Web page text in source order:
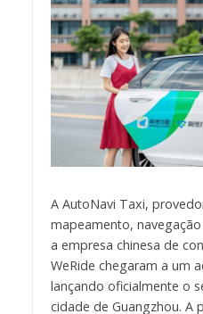
A AutoNavi Taxi,
mapeamento,
a empresa chinesa de
WeRide chegaram a um
lançando oficialmente o
cidade de Guangzhou. A